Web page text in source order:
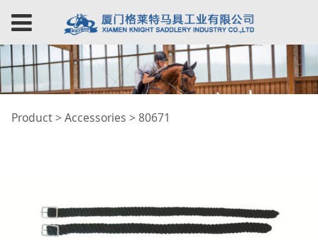
80671
Product> Accessories > 80671